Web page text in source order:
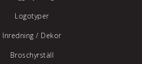
Logotyper
Inredning / Dekor
Broschyrställ